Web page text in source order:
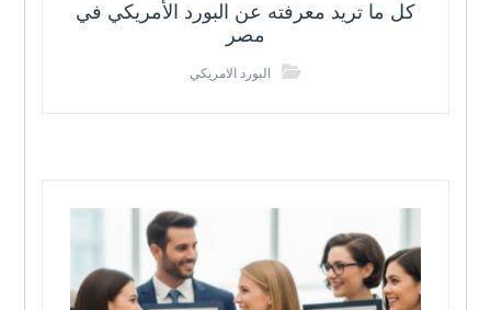
كل ما تريد معرفته عن البورد الأمريكي في
مصر
البورد الامريكي